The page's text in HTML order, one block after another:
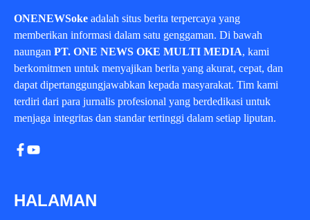
ONENEWSoke adalah situs berita terpercaya yang
memberikan informasi dalam satu genggaman. Di bawah
naungan PT. ONE NEWS OKE MULTI MEDIA, kami
berkomitmen untuk menyajikan berita yang akurat, cepat, dan
dapat dipertanggungjawabkan kepada masyarakat. Tim kami
terdiri dari para jurnalis profesional yang berdedikasi untuk
menjaga integritas dan standar tertinggi dalam setiap liputan.
HALAMAN